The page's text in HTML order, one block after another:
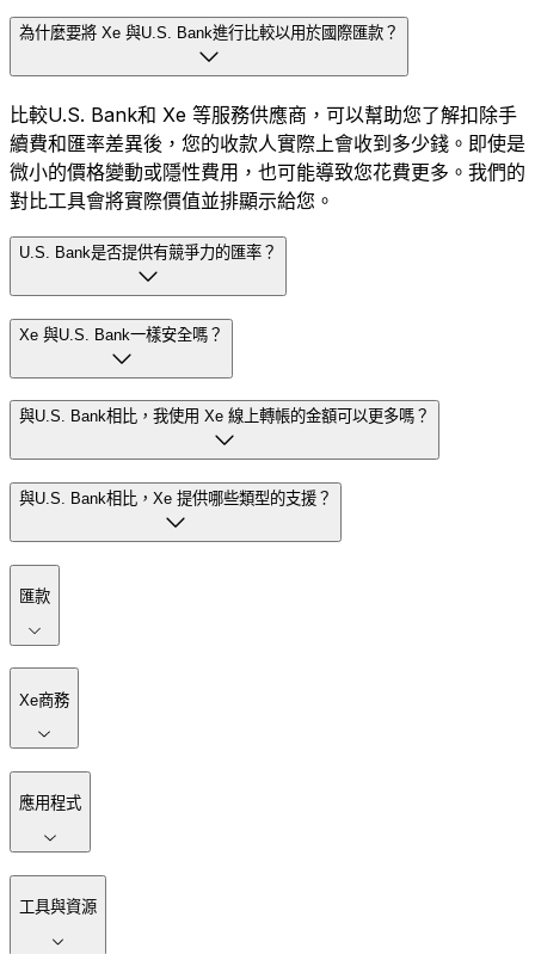
為什麼要將 Xe 與U.S. Bank進行比較以用於國際匯款？
比較U.S. Bank和 Xe 等服務供應商，可以幫助您了解扣除手
續費和匯率差異後，您的收款人實際上會收到多少錢。即使是
微小的價格變動或隱性費用，也可能導致您花費更多。我們的
對比工具會將實際價值並排顯示給您。
U.S. Bank是否提供有競爭力的匯率？
Xe 與U.S. Bank一樣安全嗎？
與U.S. Bank相比，我使用 Xe 線上轉帳的金額可以更多嗎？
與U.S. Bank相比，Xe 提供哪些類型的支援？
匯款
Xe商務
應用程式
工具與資源